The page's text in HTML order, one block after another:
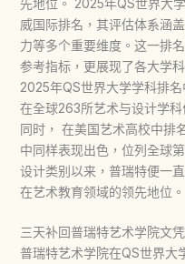
威国际排名，其评估体系涵
力等多个重要维度。这一排
参考指标，更展现了各大学
2025年QS世界大学学科排
在全球263所艺术与设计学
同时， 在美国艺术高校中排
中同样表现出色，位列全球
设计类别以来，普瑞特便一
在艺术教育领域的领先地位。
三天补回普瑞特艺术学院文
普瑞特艺术学院在QS世界大